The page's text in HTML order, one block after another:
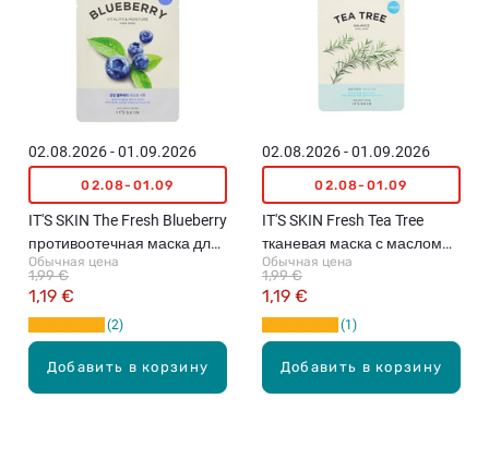
Добавить в корзину
02.08.2026 - 01.09.2026
02.08-01.09
IT'S SKIN The Fresh Blueberry
противоотечная маска для
лица, 1шт. (21г)
Обычная цена
1,19 €
1,99 €
2
Добавить в корзину
02.08.2026 - 01.09.2026
02.08-01.09
IT'S SKIN Fresh Tea Tree
тканевая маска с маслом
чайного дерева для лица,
1шт.х18г
Обычная цена
1,19 €
1,99 €
1